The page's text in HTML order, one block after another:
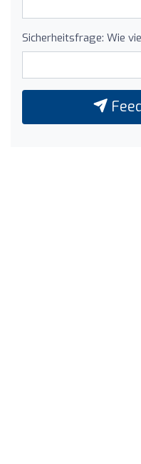
Sicherheitsfrage: Wie